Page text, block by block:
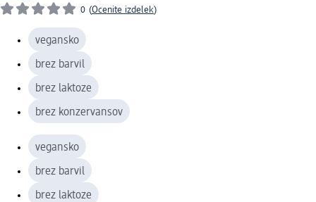
0 (Ocenite izdelek)
vegansko
brez barvil
brez laktoze
brez konzervansov
vegansko
brez barvil
brez laktoze